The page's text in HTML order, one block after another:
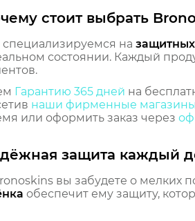
стоит выбрать
на
состоянии. Каждый
Гарантию 365 дней на
наши фирменные магазины
или оформить заказ через
защита каждый
вы забудете о мелких
обеспечит ему защиту,